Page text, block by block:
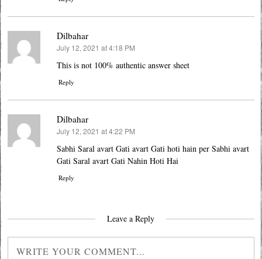
Dilbahar
says:
July 12, 2021 at 4:18 PM
This is not 100% authentic answer sheet
Reply
Dilbahar
says:
July 12, 2021 at 4:22 PM
Sabhi Saral avart Gati avart Gati hoti hain per Sabhi avart
Gati Saral avart Gati Nahin Hoti Hai
Reply
Leave a Reply